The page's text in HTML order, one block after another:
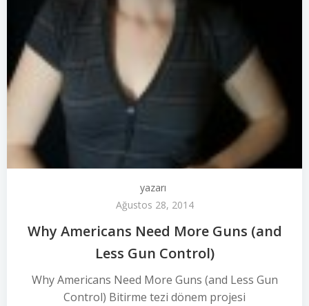
yazarı
Ağustos 28, 2014
Why Americans Need More Guns (and
Less Gun Control)
Why Americans Need More Guns (and Less Gun
Control) Bitirme tezi dönem projesi